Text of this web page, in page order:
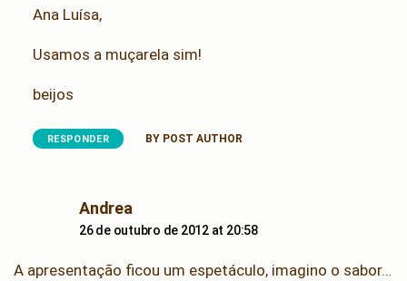
Ana Luísa,
Usamos a muçarela sim!
beijos
RESPONDER BY POST AUTHOR
Andreasays:
26 de outubro de 2012 at 20:58
A apresentação ficou um espetáculo, imagino o sabor…